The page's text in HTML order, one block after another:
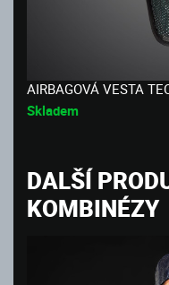
AIRBAGOVÁ VESTA
Skladem
DALŠÍ
KOMBINÉZY